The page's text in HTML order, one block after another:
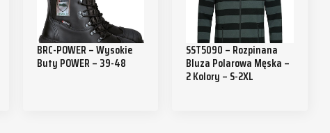
BRC-POWER – Wysokie
Buty POWER – 39-48
SST5090 – Rozpinana
Bluza Polarowa Męska –
2 Kolory – S-2XL